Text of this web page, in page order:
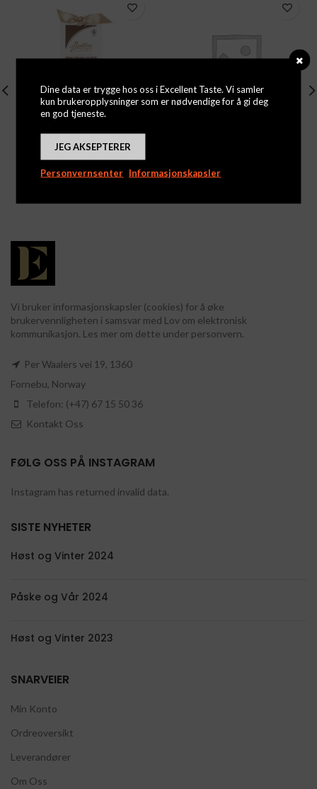
Butlers – Irish Cream
Logg inn for å se priser
Vi bruker informasjonskapsler (cookies) for å øke
brukervennligheten i samsvar med Lov om elektronisk
kommunikasjon. Les mer om dette under personvern.
Per Waalers vei 19, 1360
Fornebu, Norway
Telefon: (+47) 67 15 50 36
Kontakt Oss
FØLG OSS PÅ INSTAGRAM
Instagram has returned invalid data.
SISTE NYHETER
Høst og Vinter 2024
Påske og Vår 2024
Høst og Vinter 2023
SNARVEIER
Min Konto
Ordreoversikt
Leverandører
Om Oss
Dine data er trygge hos oss i Excellent Taste. Vi samler
kun brukeropplysninger som er nødvendige for å gi deg
en god tjeneste.
JEG AKSEPTERER
Personvernsenter Informasjonskapsler